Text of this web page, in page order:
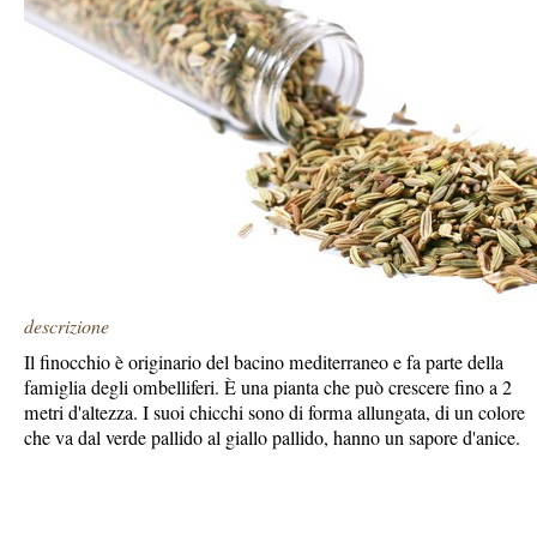
descrizione
Il finocchio è originario del bacino mediterraneo e fa parte della
famiglia degli ombelliferi. È una pianta che può crescere fino a 2
metri d'altezza. I suoi chicchi sono di forma allungata, di un colore
che va dal verde pallido al giallo pallido, hanno un sapore d'anice.